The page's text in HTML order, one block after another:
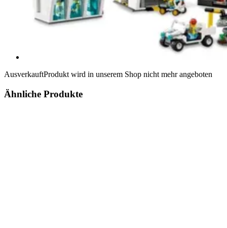
AusverkauftProdukt wird in unserem Shop nicht mehr angeboten
Ähnliche Produkte